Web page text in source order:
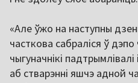
«Але ўжо на наступны
часткова сабраліся ў дэпо
чыгуначнікі падтрымлівалі
аб стварэнні яшчэ адной